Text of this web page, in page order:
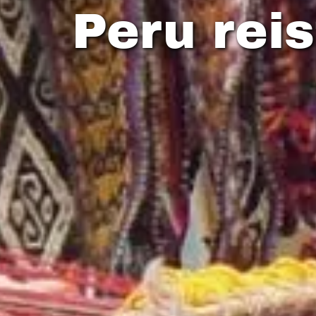
Peru